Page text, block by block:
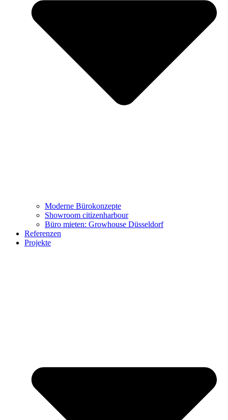
Moderne Bürokonzepte
Showroom citizenharbour
Büro mieten: Growhouse Düsseldorf
Referenzen
Projekte